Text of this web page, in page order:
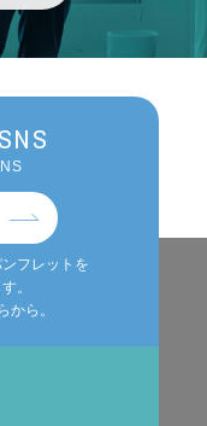
フレットを
。
から。